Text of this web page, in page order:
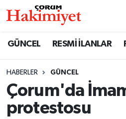
GÜNCEL RESMİ İLANLAR
HABERLER GÜNCEL
Çorum'da
protestosu
SAĞLIK
ASAYİŞ
Nöbetçi Eczaneler
Çorum Namaz Vakitleri
Trafik Durumu